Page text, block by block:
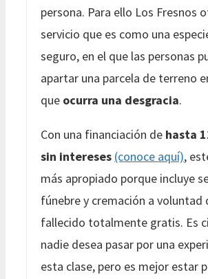
persona. Para ello Los Fresnos
servicio que es como una
seguro, en el que las personas
apartar una parcela de terreno
que ocurra una desgracia.
Con una financiación de hasta
sin intereses (conoce aquí),
más apropiado porque incluye
fúnebre y cremación a voluntad
fallecido totalmente gratis. Es
nadie desea pasar por una
esta clase, pero es mejor estar